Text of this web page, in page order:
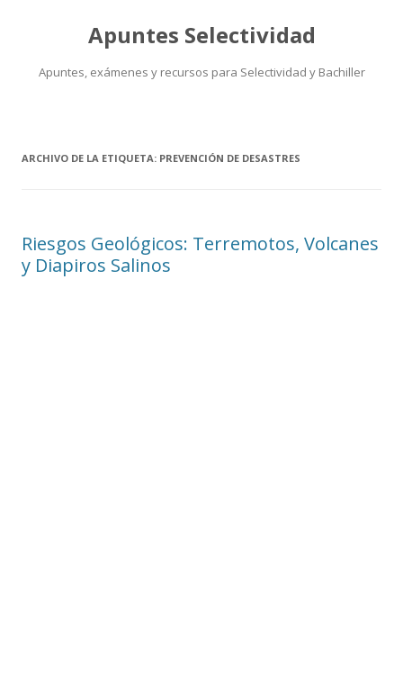
Apuntes Selectividad
Apuntes, exámenes y recursos para Selectividad y Bachiller
ARCHIVO DE LA ETIQUETA: PREVENCIÓN DE DESASTRES
Riesgos Geológicos: Terremotos, Volcanes
y Diapiros Salinos